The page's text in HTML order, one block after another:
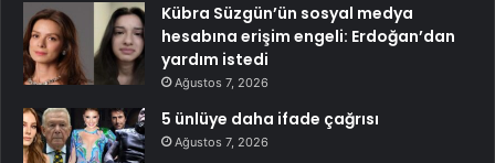
Kübra Süzgün’ün sosyal medya
hesabına erişim engeli: Erdoğan’dan
yardım istedi
Ağustos 7, 2026
5 ünlüye daha ifade çağrısı
Ağustos 7, 2026